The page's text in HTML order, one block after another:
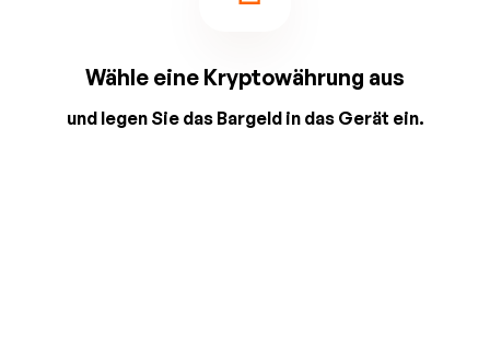
Wähle eine Kryptowährung aus
und legen Sie das Bargeld in das Gerät ein.